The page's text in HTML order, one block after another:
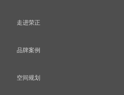
走进荣正
品牌案例
空间规划